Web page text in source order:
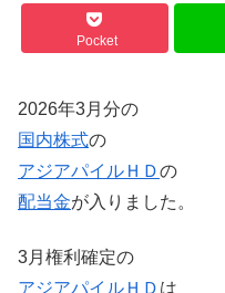
Pocket
2026年3月分の
国内株式の
アジアパイルＨＤの
配当金が入りました。
3月権利確定の
アジアパイルＨＤ は